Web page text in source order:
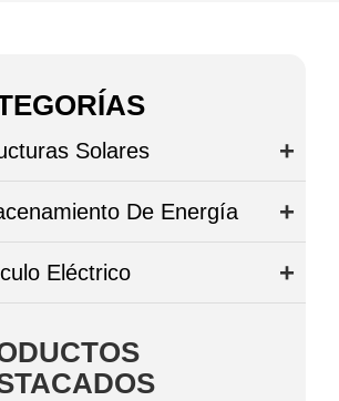
Solares
De Energía
Eléctrico